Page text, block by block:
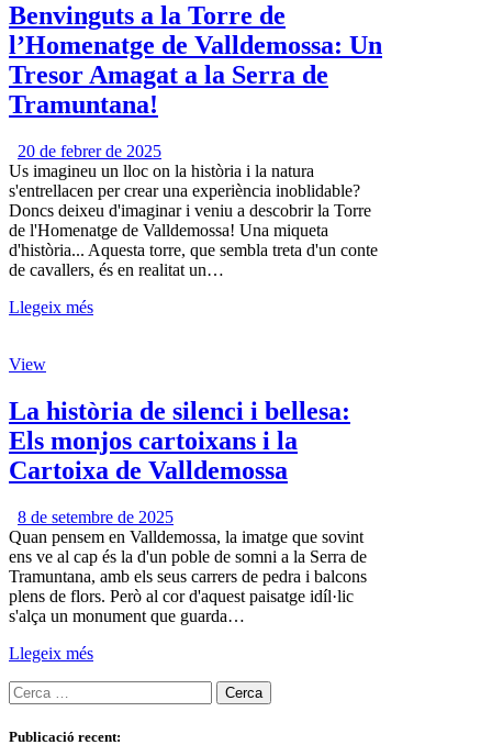
Benvinguts a la Torre de
l’Homenatge de Valldemossa: Un
Tresor Amagat a la Serra de
Tramuntana!
20 de febrer de 2025
Us imagineu un lloc on la història i la natura
s'entrellacen per crear una experiència inoblidable?
Doncs deixeu d'imaginar i veniu a descobrir la Torre
de l'Homenatge de Valldemossa! Una miqueta
d'història... Aquesta torre, que sembla treta d'un conte
de cavallers, és en realitat un…
Llegeix més
View
La història de silenci i bellesa:
Els monjos cartoixans i la
Cartoixa de Valldemossa
8 de setembre de 2025
Quan pensem en Valldemossa, la imatge que sovint
ens ve al cap és la d'un poble de somni a la Serra de
Tramuntana, amb els seus carrers de pedra i balcons
plens de flors. Però al cor d'aquest paisatge idíl·lic
s'alça un monument que guarda…
Llegeix més
Publicació recent: